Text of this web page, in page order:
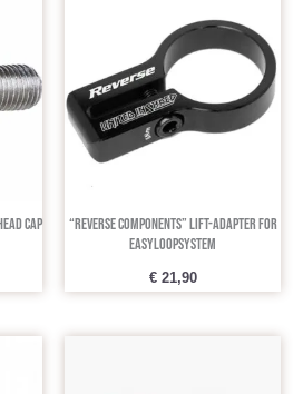
cap
“REVERSE COMPONENTS” LIFT-ADAPTER FOR
EASYLOOPSYSTEM
€21,90